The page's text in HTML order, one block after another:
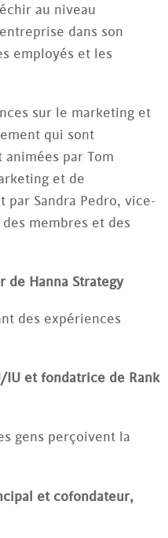
au niveau
dans son
employés et les
sur le marketing et
qui sont
par Tom
et de
par Sandra Pedro, vice-
membres et des
de Hanna Strategy
des expériences
IU et fondatrice de Rank
gens perçoivent la
et cofondateur,